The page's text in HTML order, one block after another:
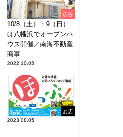
広告
10/8（土）・9（日）
は八幡浜でオープンハ
ウス開催／南海不動産
商事
2022.10.05
お店
2023.08.05